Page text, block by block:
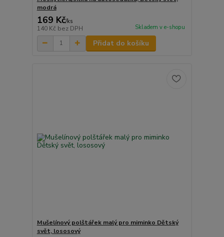
modrá
169 Kč/ks
140 Kč bez DPH Skladem v e-shopu
Přidat do košíku
Mušelínový polštářek malý pro miminko Dětský
svět, lososový